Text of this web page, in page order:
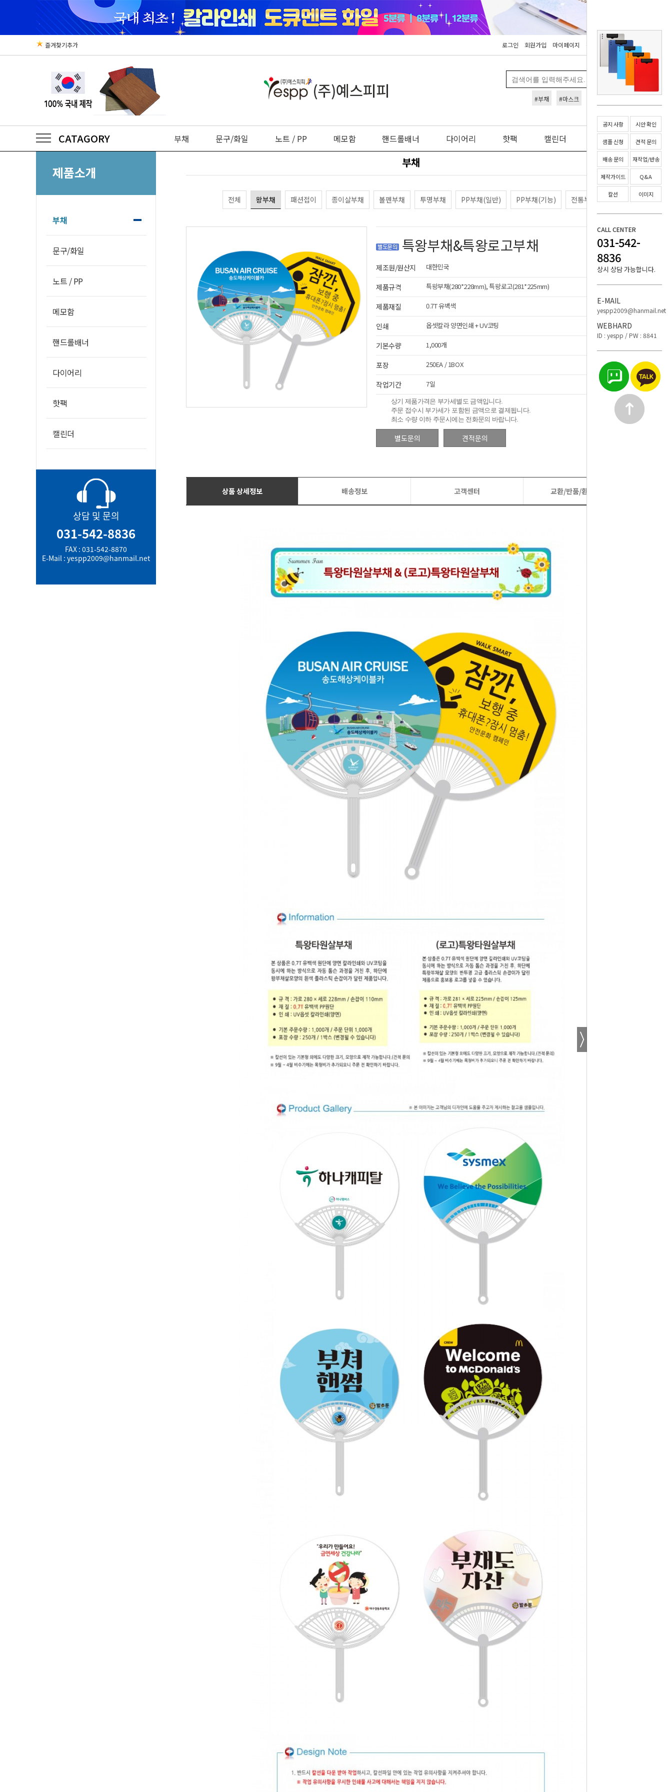
즐겨찾기추가 로그인 회원가입 마이페이지 장바구니 주문조회
#부채 #마스크
CATAGORY 부채 문구/화일 노트 / PP 메모함 핸드롤배너 다이어리 핫팩 캘린더 커뮤니티
제품소개
부채
문구/화일
노트 / PP
메모함
핸드롤배너
다이어리
핫팩
캘린더
상담 및 문의
031-542-8836
FAX : 031-542-8870
E-Mail : yespp2009@hanmail.net
부채
전체 왕부채 패션접이 종이살부채 볼펜부채 투명부채 PP부채(일반) PP부채(기능) 전통부채
특왕부채&특왕로고부채
제조원/원산지 대한민국
제품규격 특왕부채(280*228mm), 특왕로고(281*225mm)
제품재질 0.7T 유백색
인쇄 옵셋칼라 양면인쇄 + UV코팅
기본수량 1,000개
포장 250EA / 1BOX
작업기간 7일
상기 제품가격은 부가세별도 금액입니다.
주문 접수시 부가세가 포함된 금액으로 결제됩니다.
최소 수량 이하 주문시에는 전화문의 바랍니다.
별도문의 견적문의
상품 상세정보 배송정보 고객센터 교환/반품/환불 정보
공지 사항 시안 확인
샘플 신청 견적 문의
배송 문의 재작업/반송
제작가이드 Q&A
칼선 이미지
CALL CENTER
031-542-
8836
상시 상담 가능합니다.
E-MAIL
yespp2009@hanmail.net
WEBHARD
ID : yespp / PW : 8841